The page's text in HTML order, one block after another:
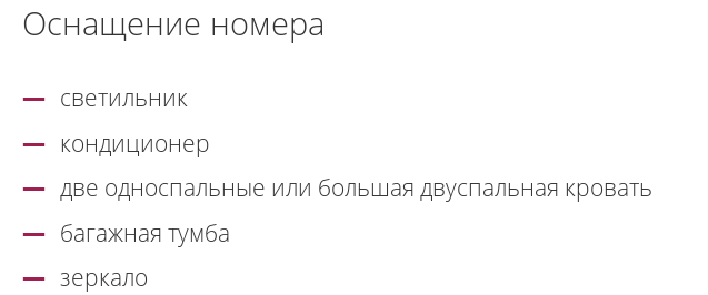
Оснащение номера
светильник
кондиционер
две односпальные или большая двуспальная кровать
багажная тумба
зеркало